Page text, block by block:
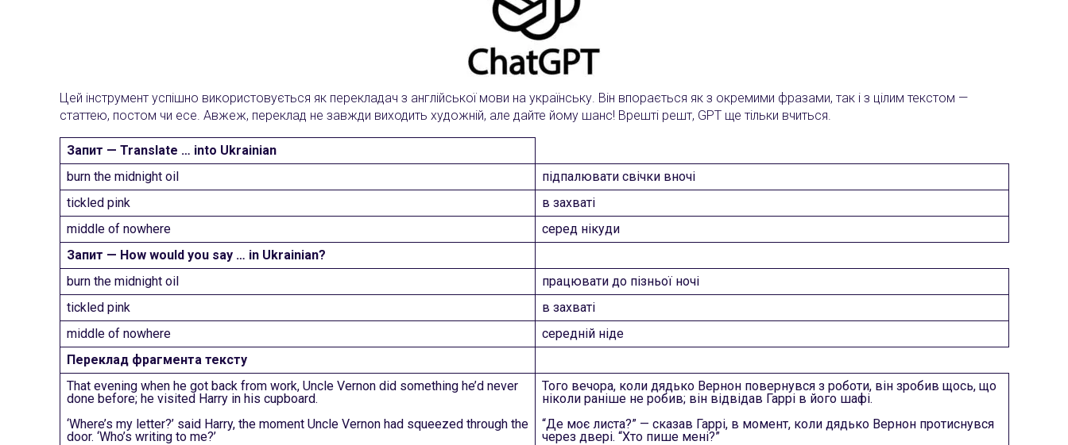
Цей інструмент успішно використовується як перекладач з англійської мови на українську. Він впорається як з окремими фразами, так і з цілим текстом —
статтею, постом чи есе. Авжеж, переклад не завжди виходить художній, але дайте йому шанс! Врешті решт, GPT ще тільки вчиться.
Запит — Translate … into Ukrainian
burn the midnight oil
підпалювати свічки вночі
tickled pink
в захваті
middle of nowhere
серед нікуди
Запит — How would you say … in Ukrainian?
burn the midnight oil
працювати до пізньої ночі
tickled pink
в захваті
middle of nowhere
середній ніде
Переклад фрагмента тексту
That evening when he got back from work, Uncle Vernon did something he’d never
done before; he visited Harry in his cupboard.
‘Where’s my letter?’ said Harry, the moment Uncle Vernon had squeezed through the
door. ‘Who’s writing to me?’
Того вечора, коли дядько Вернон повернувся з роботи, він зробив щось, що
ніколи раніше не робив; він відвідав Гаррі в його шафі.
“Де моє листа?” — сказав Гаррі, в момент, коли дядько Вернон протиснувся
через двері. “Хто пише мені?”